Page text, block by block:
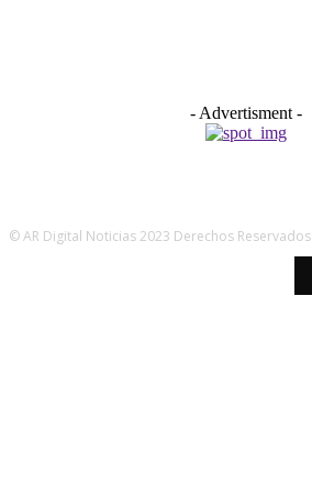
- Advertisment -
© AR Digital Noticias 2023 Derechos Reservados